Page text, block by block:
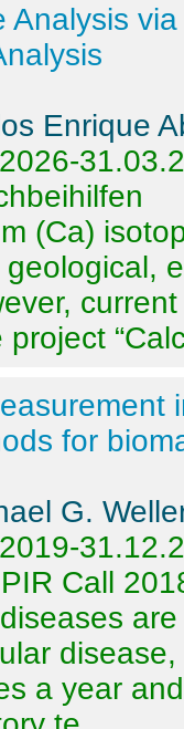
Analysis
Enrique
(Ca)
for
G.
Call
a year